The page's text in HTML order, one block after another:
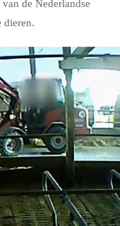
de Nederlandse
dieren.